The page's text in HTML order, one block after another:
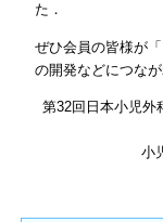
た．
ぜひ会員の皆様が
の開発などにつな
第32回日本小児
小